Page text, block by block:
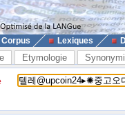
Corpus Lexiques
Etymologie